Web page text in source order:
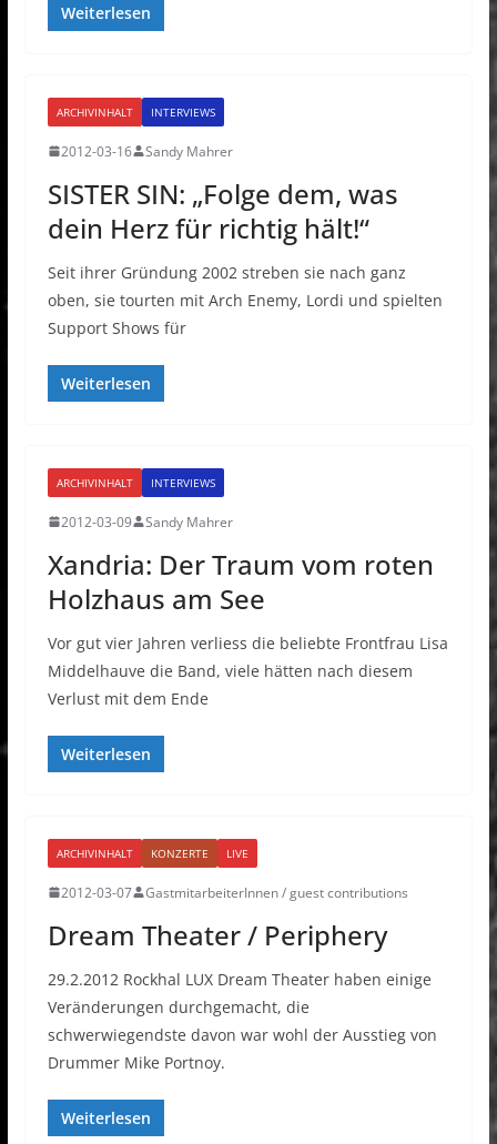
Weiterlesen
ARCHIVINHALT INTERVIEWS
2012-03-16 Sandy Mahrer
SISTER SIN: „Folge dem, was
dein Herz für richtig hält!“
Seit ihrer Gründung 2002 streben sie nach ganz
oben, sie tourten mit Arch Enemy, Lordi und spielten
Support Shows für
Weiterlesen
ARCHIVINHALT INTERVIEWS
2012-03-09 Sandy Mahrer
Xandria: Der Traum vom roten
Holzhaus am See
Vor gut vier Jahren verliess die beliebte Frontfrau Lisa
Middelhauve die Band, viele hätten nach diesem
Verlust mit dem Ende
Weiterlesen
ARCHIVINHALT KONZERTE LIVE
2012-03-07 GastmitarbeiterInnen / guest contributions
Dream Theater / Periphery
29.2.2012 Rockhal LUX Dream Theater haben einige
Veränderungen durchgemacht, die
schwerwiegendste davon war wohl der Ausstieg von
Drummer Mike Portnoy.
Weiterlesen